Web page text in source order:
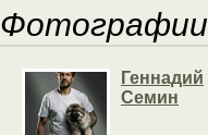
Фотографии
Геннадий
Семин